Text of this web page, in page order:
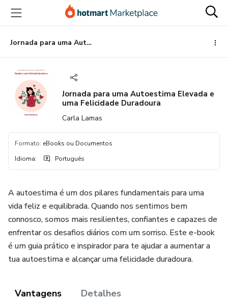
para
conteúdo
principal
para
pagamento
para
rodapé
Jornada para uma Autoestima Elevada e uma Felicidade Duradoura
Jornada para uma Autoestima Elevada e
uma Felicidade Duradoura
Carla Lamas
Formato: eBooks ou Documentos
Idioma: Português
A autoestima é um dos pilares fundamentais para uma
vida feliz e equilibrada. Quando nos sentimos bem
connosco, somos mais resilientes, confiantes e capazes de
enfrentar os desafios diários com um sorriso. Este e-book
é um guia prático e inspirador para te ajudar a aumentar a
tua autoestima e alcançar uma felicidade duradoura.
Vantagens Detalhes